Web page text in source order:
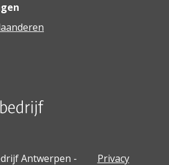
Antwerpen - Privacy